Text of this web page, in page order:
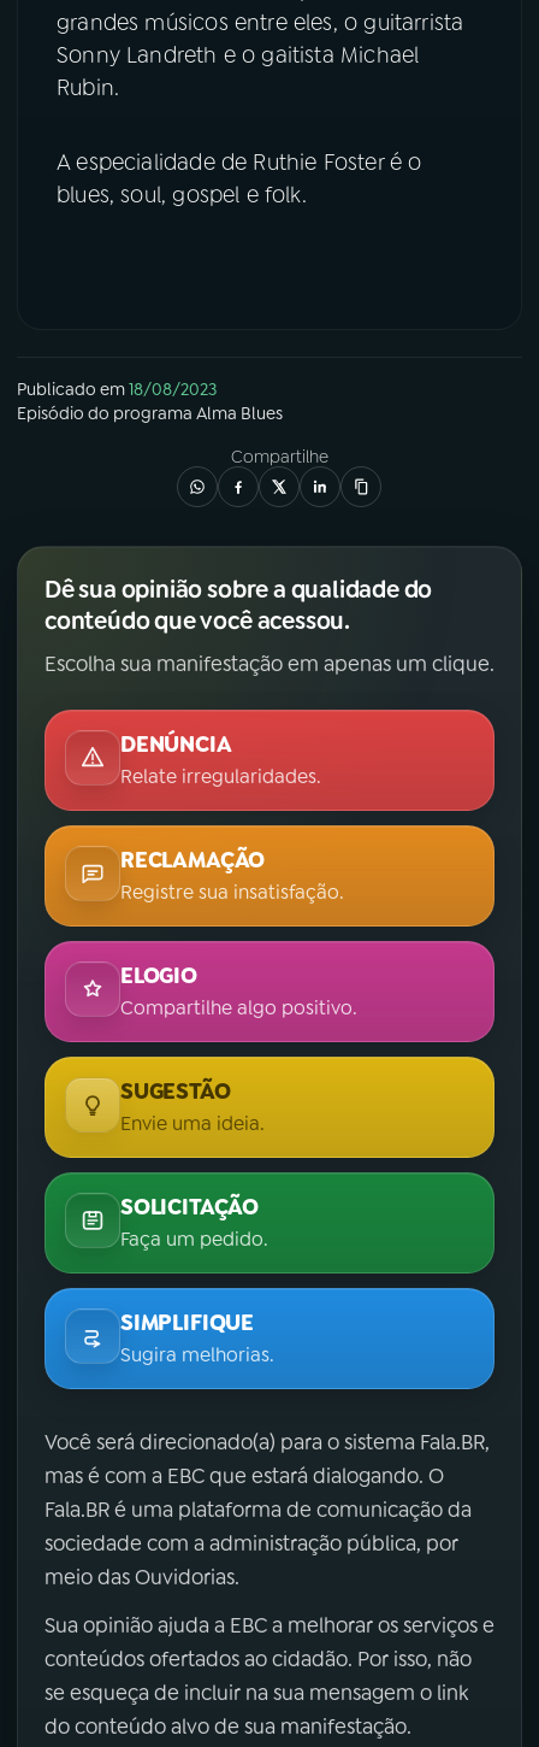
TikTok
grandes músicos entre eles, o guitarrista
Sonny Landreth e o gaitista Michael
Rubin.
A especialidade de Ruthie Foster é o
blues, soul, gospel e folk.
Publicado em18/08/2023
Episódio do programa Alma Blues
Compartilhe
Dê sua opinião sobre a qualidade do
conteúdo que você acessou.
Escolha sua manifestação em apenas um clique.
DENÚNCIA
Relate irregularidades.
RECLAMAÇÃO
Registre sua insatisfação.
ELOGIO
Compartilhe algo positivo.
SUGESTÃO
Envie uma ideia.
SOLICITAÇÃO
Faça um pedido.
SIMPLIFIQUE
Sugira melhorias.
Você será direcionado(a) para o sistema Fala.BR,
mas é com a EBC que estará dialogando. O
Fala.BR é uma plataforma de comunicação da
sociedade com a administração pública, por
meio das Ouvidorias.
Sua opinião ajuda a EBC a melhorar os serviços e
conteúdos ofertados ao cidadão. Por isso, não
se esqueça de incluir na sua mensagem o link
do conteúdo alvo de sua manifestação.